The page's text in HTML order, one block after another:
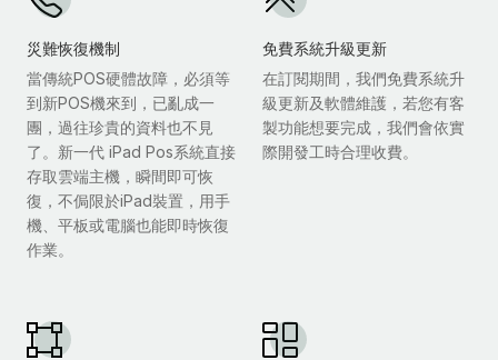
災難恢復機制
當傳統POS硬體故障，必須等
到新POS機來到，已亂成一
團，過往珍貴的資料也不見
了。新一代 iPad Pos系統直接
存取雲端主機，瞬間即可恢
復，不侷限於iPad裝置，用手
機、平板或電腦也能即時恢復
作業。
免費系統升級更新
在訂閱期間，我們免費系統升
級更新及軟體維護，若您有客
製功能想要完成，我們會依實
際開發工時合理收費。